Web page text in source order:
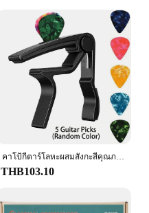
คาโป้กีตาร์โลหะผสมสังกะสีคุณภาพสูงที่มีแผ่นดีดเซลลูโลส5แผ่น (สีแบบสุ่ม)-เหมาะกับอะคูสติกไฟฟ้าคลาสสิกและอูคูเลเล่
THB103.10